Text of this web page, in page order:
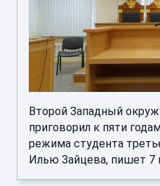
Второй Западный
приговорил к пяти
режима студента
Илью Зайцева, пишет 7